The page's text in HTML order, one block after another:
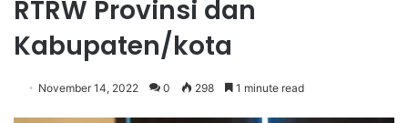
RTRW Provinsi dan
Kabupaten/kota
November 14, 2022 0 298 1 minute read